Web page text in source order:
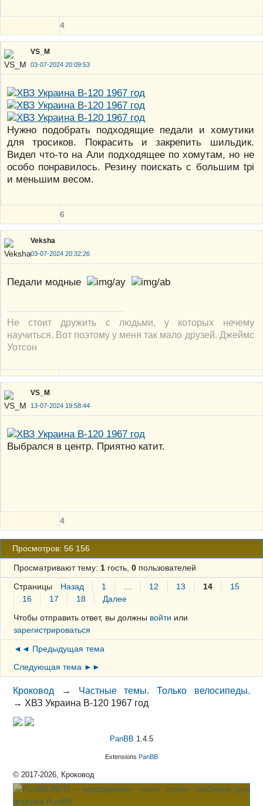
4
VS_M
03-07-2024 20:09:53
Нужно подобрать подходящие педали и хомутики
для тросиков. Покрасить и закрепить шильдик.
Видел что-то на Али подходящее по хомутам, но не
особо понравилось. Резину поискать с большим tpi
и меньшим весом.
6
Veksha
03-07-2024 20:32:26
Педали модные
Не стоит дружить с людьми, у которых нечему
научиться. Вот поэтому у меня так мало друзей. Джеймс
Уотсон
VS_M
13-07-2024 19:58:44
Выбрался в центр. Приятно катит.
4
Просмотров: 56 156
Просматривают тему: 1гость, 0пользователей
Страницы Назад 1 … 12 13 14
15
16
17 18
Далее
Чтобы отправить ответ, вы должны войти или
зарегистрироваться
◄◄ Предыдущая тема
Следующая тема ►►
Кроковод → Частные темы. Только велосипеды.
→ ХВЗ Украина В-120 1967 год
PanBB 1.4.5
Extensions PanBB
© 2017-2026, Кроковод